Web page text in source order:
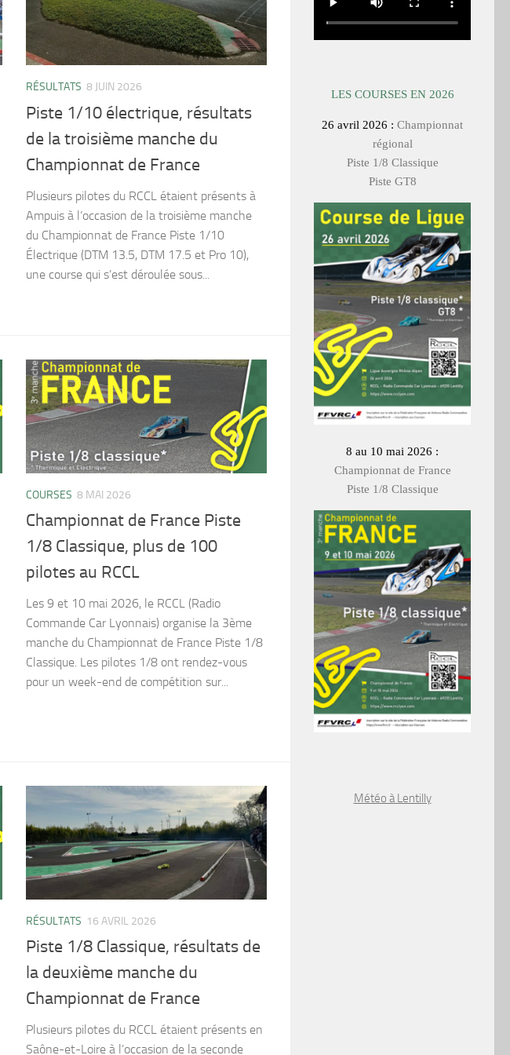
RÉSULTATS 8 JUIN 2026
Piste 1/10 électrique, résultats
de la troisième manche du
Championnat de France
Plusieurs pilotes du RCCL étaient présents à
Ampuis à l’occasion de la troisième manche
du Championnat de France Piste 1/10
Électrique (DTM 13.5, DTM 17.5 et Pro 10),
une course qui s’est déroulée sous...
COURSES 8 MAI 2026
Championnat de France Piste
1/8 Classique, plus de 100
pilotes au RCCL
Les 9 et 10 mai 2026, le RCCL (Radio
Commande Car Lyonnais) organise la 3ème
manche du Championnat de France Piste 1/8
Classique. Les pilotes 1/8 ont rendez-vous
pour un week-end de compétition sur...
RÉSULTATS 16 AVRIL 2026
Piste 1/8 Classique, résultats de
la deuxième manche du
Championnat de France
Plusieurs pilotes du RCCL étaient présents en
Saône-et-Loire à l’occasion de la seconde
LES COURSES EN 2026
26 avril 2026 : Championnat
régional
Piste 1/8 Classique
Piste GT8
8 au 10 mai 2026 :
Championnat de France
Piste 1/8 Classique
Météo à Lentilly